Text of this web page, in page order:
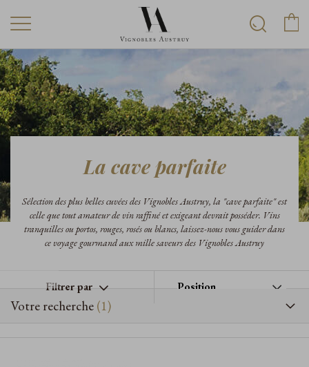
La cave parfaite
Sélection des plus belles cuvées des Vignobles Austruy, la "cave parfaite" est
celle que tout amateur de vin raffiné et exigeant devrait posséder. Vins
tranquilles ou portos, rouges, rosés ou blancs, laissez-nous vous guider dans
ce voyage gourmand aux mille saveurs des Vignobles Austruy
Filtrer par
Votre recherche